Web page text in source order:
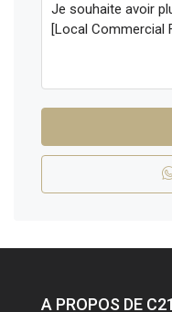
A PROPOS DE